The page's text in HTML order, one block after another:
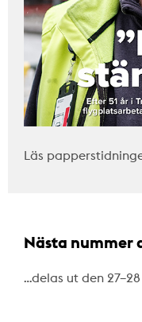
Läs
Nästa nummer
…delas ut den